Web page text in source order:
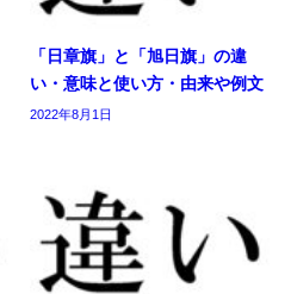
「日章旗」と「旭日旗」の違
い・意味と使い方・由来や例文
2022年8月1日